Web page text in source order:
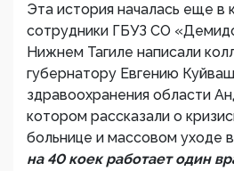
Эта история началась еще в
сотрудники ГБУЗ СО
Нижнем Тагиле написали
губернатору Евгению
здравоохранения области
котором рассказали о
больнице и массовом уходе
на 40 коек работает один